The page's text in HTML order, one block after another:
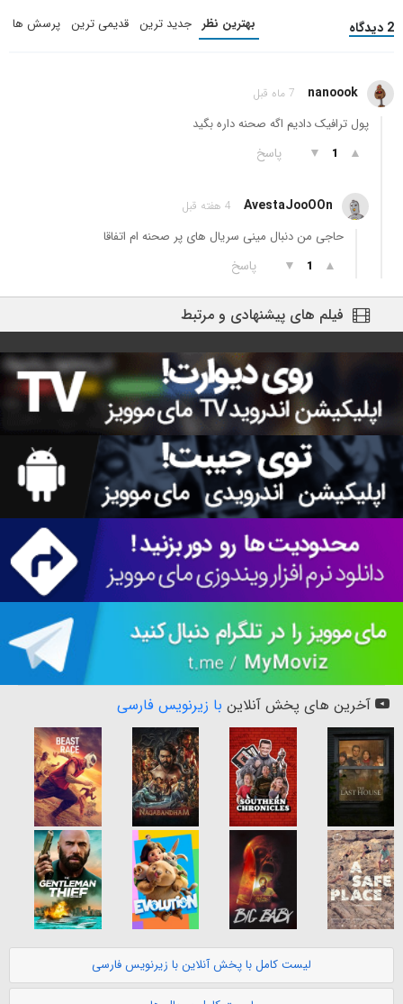
2 دیدگاه بهترین نظر جدید ترین قدیمی ترین پرسش ها
nanoook 7 ماه قبل
پول ترافیک دادیم اگه صحنه داره بگید
▲
1
▼ پاسخ
AvestaJooOOn 4 هفته قبل
حاجی من دنبال مینی سریال های پر صحنه ام اتفاقا
▲
1
▼ پاسخ
فیلم های پیشنهادی و مرتبط
آخرین های پخش آنلاین با زیرنویس فارسی
لیست کامل با پخش آنلاین با زیرنویس فارسی